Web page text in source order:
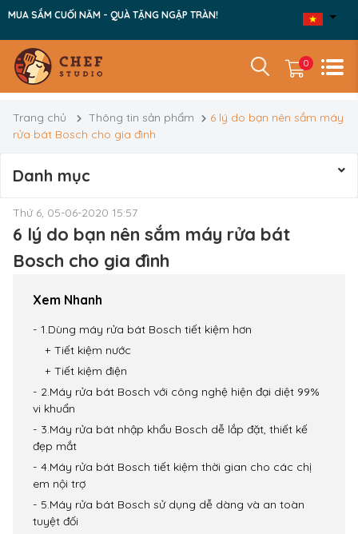
MUA SẮM CUỐI NĂM - QUÀ TẶNG NGẬP TRÀN!
0
Trang chủ Thông tin sản phẩm
6 lý do bạn nên sắm máy
rửa bát Bosch cho gia đình
Danh mục
Thứ 6, 05-06-2020 15:57
6 lý do bạn nên sắm máy rửa bát
Bosch cho gia đình
Xem Nhanh
1.Dùng máy rửa bát Bosch tiết kiệm hơn
Tiết kiệm nước
Tiết kiệm điện
2.Máy rửa bát Bosch với công nghệ hiện đại diệt 99%
vi khuẩn
3.Máy rửa bát nhập khẩu Bosch dễ lắp đặt, thiết kế
đẹp mắt
4.Máy rửa bát Bosch tiết kiệm thời gian cho các chị
em nội trợ
5.Máy rửa bát Bosch sử dụng dễ dàng và an toàn
tuyệt đối